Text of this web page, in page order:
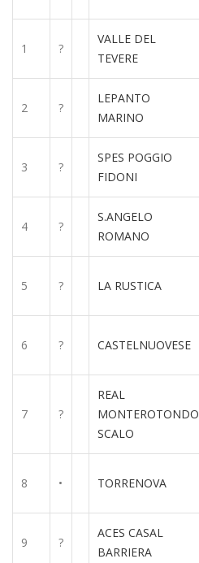
1 ?
VALLE DEL
TEVERE
2 ?
LEPANTO
MARINO
3 ?
SPES POGGIO
FIDONI
4 ?
S.ANGELO
ROMANO
5 ? LA RUSTICA
6 ? CASTELNUOVESE
7 ?
REAL
MONTEROTONDO
SCALO
8 • TORRENOVA
9 ?
ACES CASAL
BARRIERA